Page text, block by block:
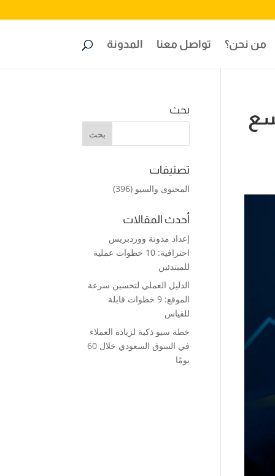
من نحن؟ تواصل معنا المدونة
بحث
تصنيفات
المحتوى والسيو (396)
أحدث المقالات
إعداد مدونة ووردبريس
احترافية: 10 خطوات عملية
للمبتدئين
الدليل العملي لتحسين سرعة
الموقع: 9 خطوات قابلة
للقياس
خطة سيو ذكية لزيادة العملاء
في السوق السعودي خلال 60
يومًا